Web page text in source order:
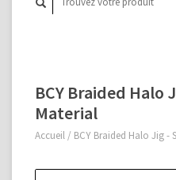
BCY Braided Halo
Material
Accueil / BCY Braided Halo Jig -